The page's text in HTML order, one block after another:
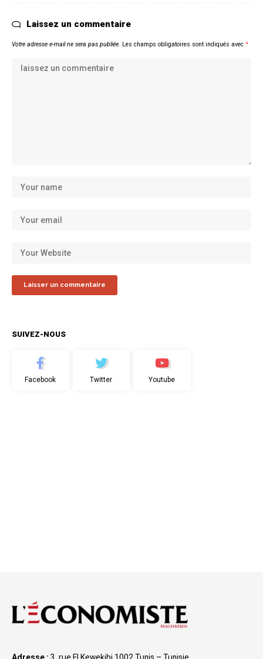
Laissez un commentaire
Votre adresse e-mail ne sera pas publiée. Les champs obligatoires sont indiqués avec *
SUIVEZ-NOUS
Facebook Twitter Youtube
Adresse : 3, rue El Kewekibi 1002 Tunis – Tunisie